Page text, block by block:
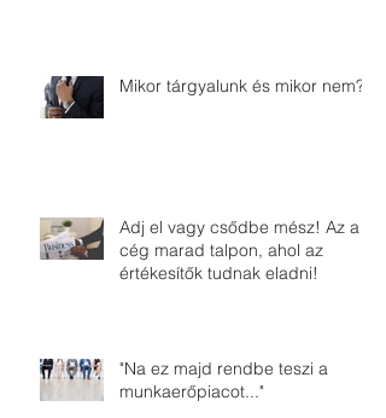
Mikor tárgyalunk és mikor nem?
Adj el vagy csődbe mész! Az a
cég marad talpon, ahol az
értékesítők tudnak eladni!
"Na ez majd rendbe teszi a
munkaerőpiacot..."